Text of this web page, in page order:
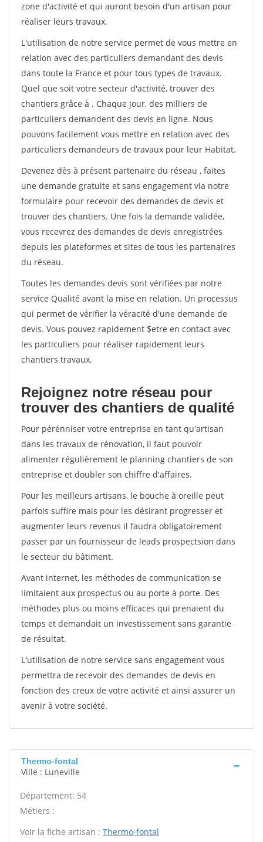
zone d'activité et qui auront besoin d'un artisan pour
réaliser leurs travaux.
L'utilisation de notre service permet de vous mettre en
relation avec des particuliers demandant des devis
dans toute la France et pour tous types de travaux.
Quel que soit votre secteur d'activité, trouver des
chantiers grâce à . Chaque jour, des milliers de
particuliers demandent des devis en ligne. Nous
pouvons facilement vous mettre en relation avec des
particuliers demandeurs de travaux pour leur Habitat.
Devenez dès à présent partenaire du réseau , faites
une demande gratuite et sans engagement via notre
formulaire pour recevoir des demandes de devis et
trouver des chantiers. Une fois la demande validée,
vous recevrez des demandes de devis enregistrées
depuis les plateformes et sites de tous les partenaires
du réseau.
Toutes les demandes devis sont vérifiées par notre
service Qualité avant la mise en relation. Un processus
qui permet de vérifier la véracité d'une demande de
devis. Vous pouvez rapidement $etre en contact avec
les particuliers pour réaliser rapidement leurs
chantiers travaux.
Rejoignez notre réseau pour
trouver des chantiers de qualité
Pour pérénniser votre entreprise en tant qu'artisan
dans les travaux de rénovation, il faut pouvoir
alimenter régulièrement le planning chantiers de son
entreprise et doubler son chiffre d'affaires.
Pour les meilleurs artisans, le bouche à oreille peut
parfois suffire mais pour les désirant progresser et
augmenter leurs revenus il faudra obligatoirement
passer par un fournisseur de leads prospectsion dans
le secteur du bâtiment.
Avant internet, les méthodes de communication se
limitaient aux prospectus ou au porte à porte. Des
méthodes plus ou moins efficaces qui prenaient du
temps et demandait un investissement sans garantie
de résultat.
L'utilisation de notre service sans engagement vous
permettra de recevoir des demandes de devis en
fonction des creux de votre activité et ainsi assurer un
avenir à votre société.
Thermo-fontal
Ville : Luneville
Département: 54
Métiers :
Voir la fiche artisan : Thermo-fontal